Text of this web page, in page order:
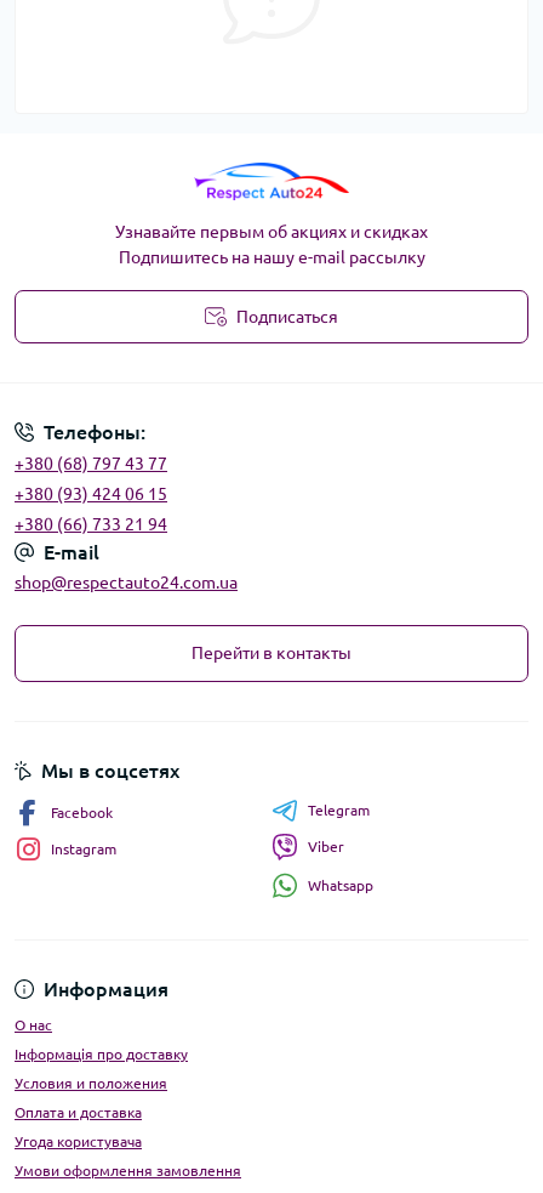
Узнавайте первым об акциях и скидках
Подпишитесь на нашу e-mail рассылку
Подписаться
Телефоны:
+380 (68) 797 43 77
+380 (93) 424 06 15
+380 (66) 733 21 94
E-mail
shop@respectauto24.com.ua
Перейти в контакты
Информация
О нас
Інформація про доставку
Условия и положения
Оплата и доставка
Угода користувача
Умови оформлення замовлення
Мы в соцсетях
Facebook
Instagram
Telegram
Viber
Whatsapp